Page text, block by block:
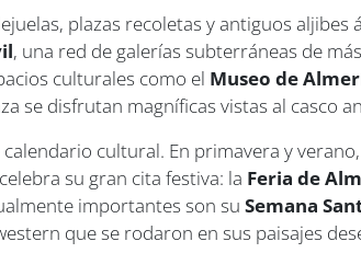
plazas recoletas y antiguos
, una red de galerías subterráneas de
culturales como el Museo de
se disfrutan magníficas vistas al casco
cultural. En primavera y
su gran cita festiva: la Feria de
importantes son suSemana
que se rodaron en sus paisajes